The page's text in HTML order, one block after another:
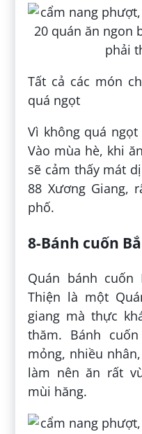
Tất cả các món
quá ngọt
Vì không quá
Vào mùa hè, khi
sẽ cảm thấy mát
88 Xương Giang,
phố.
8-Bánh cuốn
Quán bánh cuốn
Thiện là một
giang mà thực
thăm. Bánh
mỏng, nhiều
làm nên ăn rất
mùi hăng.